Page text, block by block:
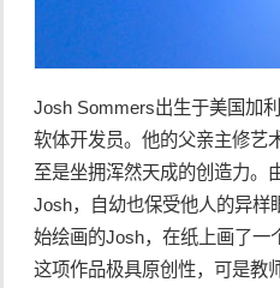
Josh Sommers出生于美国加
软体开发员。他的父亲主修艺
至是坐拥浑然天成的创造力。
Josh，自幼也保受他人的异样
始绘画的Josh，在纸上画了一
这项作品极具原创性，可是教